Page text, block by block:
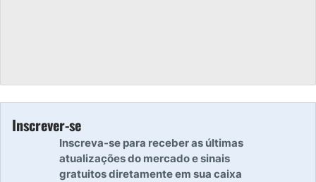
Inscrever-se
Inscreva-se para receber as últimas
atualizações do mercado e sinais
gratuitos diretamente em sua caixa